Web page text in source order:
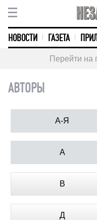
НОВОСТИ ГАЗЕТА
Перейти на
АВТОРЫ
А-Я
А
В
Д